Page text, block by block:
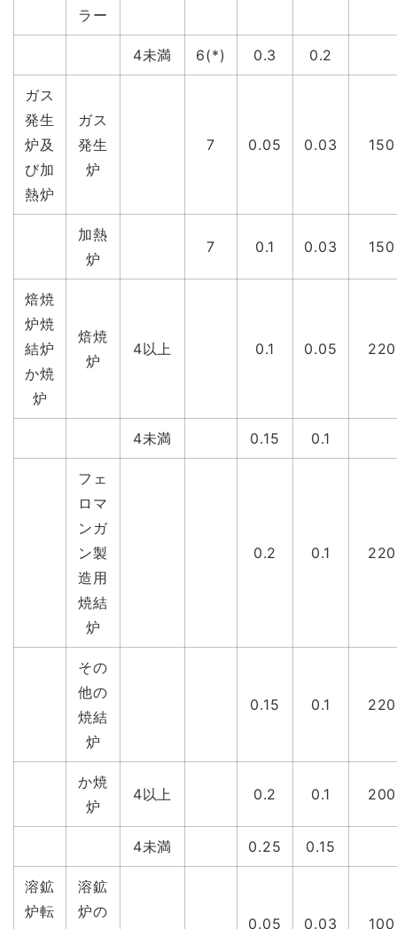
ラー
4未満 6(*) 0.3 0.2
ガス
発生
炉及
び加
熱炉
ガス
発生
炉
7 0.05 0.03 150
加熱
炉
7 0.1 0.03 150
焙焼
炉焼
結炉
か焼
炉
焙焼
炉
4以上 0.1 0.05 220
4未満 0.15 0.1
フェ
ロマ
ンガ
ン製
造用
焼結
炉
0.2 0.1 220
その
他の
焼結
炉
0.15 0.1 220
か焼
炉
4以上 0.2 0.1 200
4未満 0.25 0.15
溶鉱
炉転
溶鉱
炉の
0.05 0.03 100